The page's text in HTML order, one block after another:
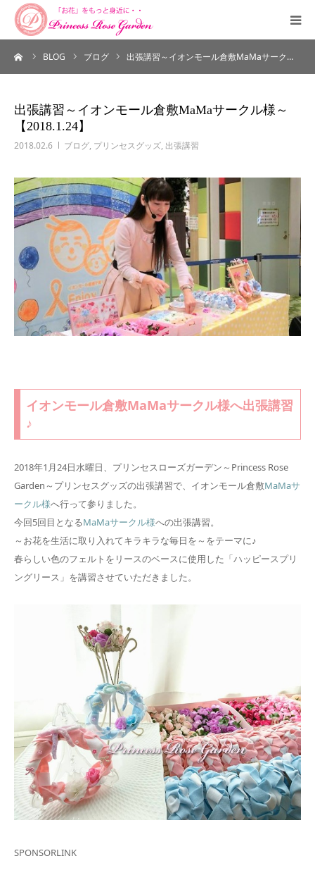
BLOG ブログ 出張講習～イオンモール倉敷MaMaサーク…
出張講習～イオンモール倉敷MaMaサークル様～
【2018.1.24】
2018.02.6 ブログ, プリンセスグッズ, 出張講習
イオンモール倉敷MaMaサークル様へ出張講習
♪
2018年1月24日水曜日、プリンセスローズガーデン～Princess Rose
Garden～プリンセスグッズの出張講習で、イオンモール倉敷MaMaサ
ークル様へ行って参りました。
今回5回目となるMaMaサークル様への出張講習。
～お花を生活に取り入れてキラキラな毎日を～をテーマに♪
春らしい色のフェルトをリースのベースに使用した「ハッピースプリ
ングリース」を講習させていただきました。
SPONSORLINK
HOME
SALON
COURSE
ORDERMADE
SHUCCHOU
CONTACT